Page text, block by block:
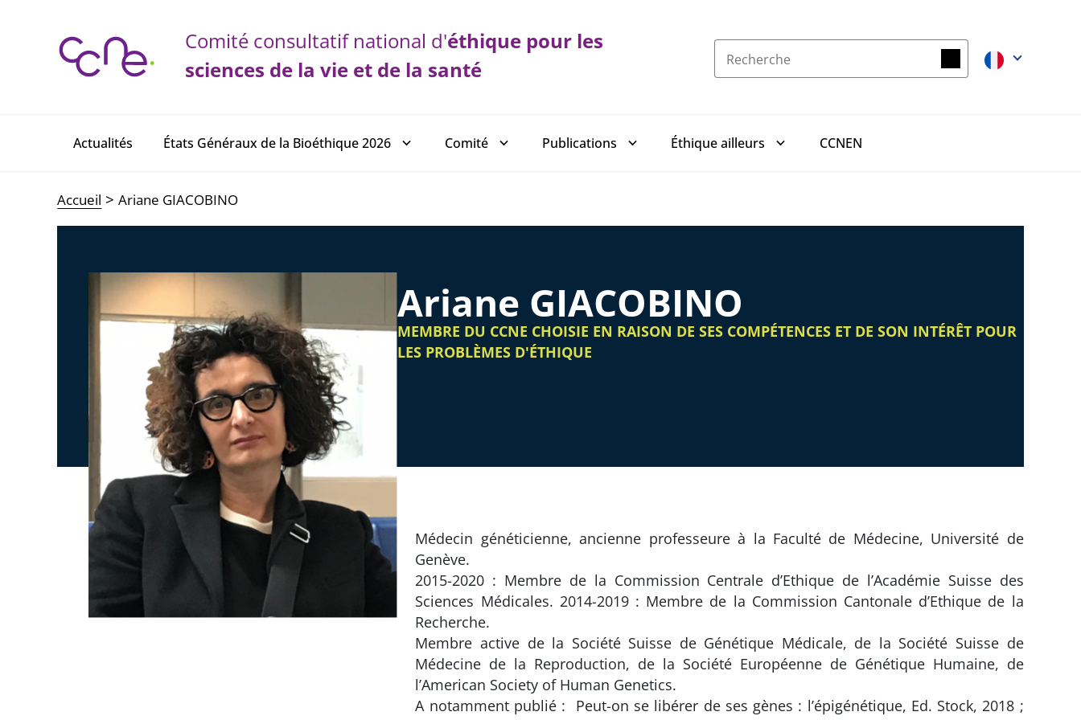
Comité consultatif national d'éthique pour les
sciences de la vie et de la santé
Recherche Recherche
Main navigation
Actualités États Généraux de la Bioéthique 2026 Comité Publications Éthique ailleurs CCNEN
Accueil Ariane GIACOBINO
Ariane GIACOBINO
MEMBRE DU CCNE CHOISIE EN RAISON DE SES COMPÉTENCES ET DE SON INTÉRÊT POUR
LES PROBLÈMES D'ÉTHIQUE
Médecin généticienne, ancienne professeure à la Faculté de Médecine, Université de
Genève.
2015-2020 : Membre de la Commission Centrale d’Ethique de l’Académie Suisse des
Sciences Médicales. 2014-2019 : Membre de la Commission Cantonale d’Ethique de la
Recherche.
Membre active de la Société Suisse de Génétique Médicale, de la Société Suisse de
Médecine de la Reproduction, de la Société Européenne de Génétique Humaine, de
l’American Society of Human Genetics.
A notamment publié : Peut-on se libérer de ses gènes : l’épigénétique, Ed. Stock, 2018 ;